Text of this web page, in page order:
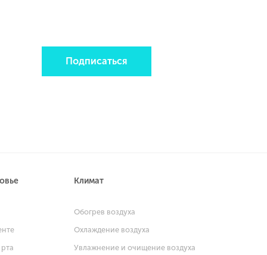
Подписаться
Климат
Обогрев воздуха
Охлаждение воздуха
Увлажнение и очищение воздуха